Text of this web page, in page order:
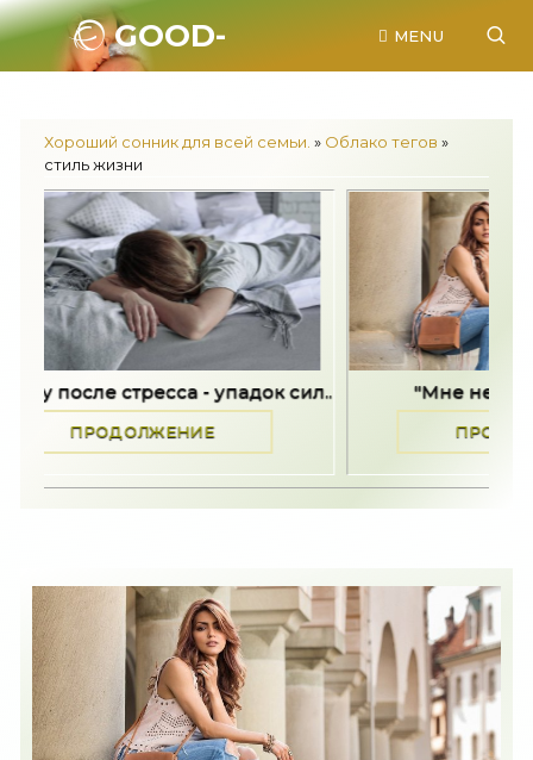
GOOD-
MENU
Хороший сонник для всей семьи. » Облако тегов »
стиль жизни
сил.. "Мне не хотелось жить" -..